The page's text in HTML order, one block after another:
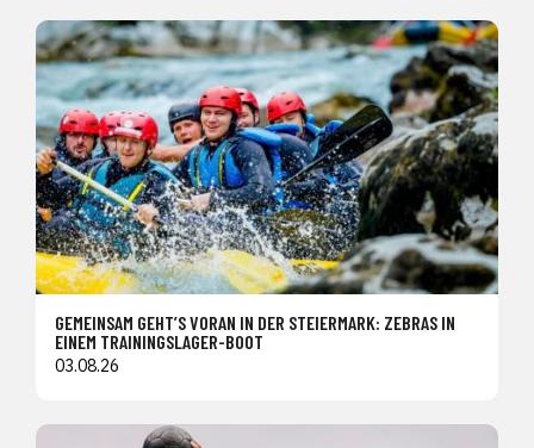
GEMEINSAM GEHT’S VORAN IN DER STEIERMARK: ZEBRAS IN
EINEM TRAININGSLAGER-BOOT
03.08.26